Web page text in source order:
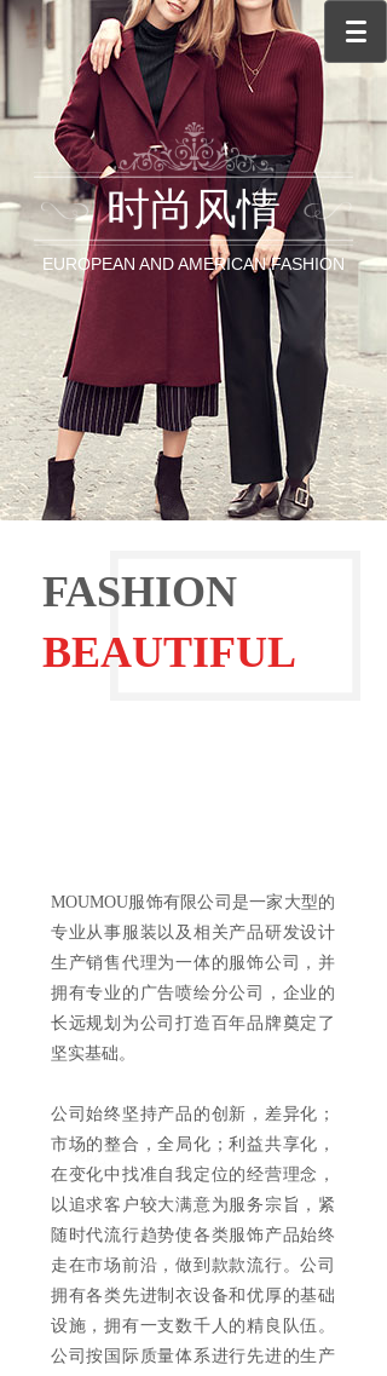
时尚风情
EUROPEAN AND AMERICAN FASHION
FASHION
BEAUTIFUL
MOUMOU服饰有限公司是一家大型的
专业从事服装以及相关产品研发设计
生产销售代理为一体的服饰公司，并
拥有专业的广告喷绘分公司，企业的
长远规划为公司打造百年品牌奠定了
坚实基础。
公司始终坚持产品的创新，差异化；
市场的整合，全局化；利益共享化，
在变化中找准自我定位的经营理念，
以追求客户较大满意为服务宗旨，紧
随时代流行趋势使各类服饰产品始终
走在市场前沿，做到款款流行。公司
拥有各类先进制衣设备和优厚的基础
设施，拥有一支数千人的精良队伍。
公司按国际质量体系进行先进的生产